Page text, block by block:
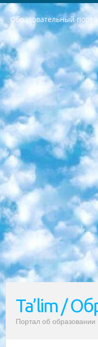
Образовательный
РЕСПУБЛИКА УЗБЕКИСТАН МИНИСТРЕРСТВО ДОШКОЛЬНОГО И ШКОЛЬНОГО ОБРАЗОВАНИЯ КОМАНДА в общеобразовательных учреждениях в 2023-2024 учебном году организация и проведение итоговой государственной аттестации обучающихся о Министра дошкольного и школьного образования Республики Узбекистан от 4 марта 2008 года (постановлением Минюста от 20 марта 2008 года № 1778 государственной регистрации) «Итоговое состояние учащихся общего среднего образования на основании положения об утверждении положения об аттестации общего среднего образования выпускной экзамен студентов в образовательных учреждениях в 2023-2024 учебном году В целях организации и прохождения аттестации приказываю: 1. Следующее: перечень предметов, по которым будет проводиться итоговая государственная аттестация и экзамен формы перевода согласно приложению 1; сертификаты международного образца, оценивающие уровень владения иностранными языками перечень согласно приложению 2; 2. Педагогический при специализированных образовательных учреждениях. научно-практический центр квалификации и международной оценки (Д.Давидова) 2024 г. До 25 марта: задания по предметам, по которым будет проводиться итоговая аттестация разработка и утверждение технических условий; итоговая аттестация на основании разработанного предметного задания разработка вопросов по предметам (устно и письменно), экзамен передача; общеобразовательные средние школы и специальные учебные заведения учащиеся выпускных классов школ и интернатов в агентской системе подготовка базы данных экзаменационных материалов и критериев оценки; перевод базы экзаменационных материалов на все языки обучения подать в Республиканский образовательный центр для изготовления; варианты экзаменов на основе разработанных контрольных материалов пусть будут поставлены задачи формирования. 3. Республиканский образовательный центр (Ш.Худайкулов) до 5 апреля 2024 года. до: база данных предоставленных экзаменационных материалов на все языки обучения перевод и экспертиза; для слепых, слабовидящих, глухих, слабослышащих и умственно отсталых детей учащиеся выпускных классов специализированных школ и школ-интернатов база данных экзаменационных материалов на всех преподаваемых языках подготовка критериев оценки; специализированные школы для умственно отсталых детей и технологии для учащихся выпускных классов школ-интернатов разработка соответствующих рекомендаций и критериев проведения ЕГЭ по естествознанию давать задания. 4. Педагогический при специализированных образовательных учреждениях. Научно-практический центр навыков и международной оценки (Д.Давидова), Республика образовательный центр (Худайкулов Ш.) итоговый государственный аттестационный экзамен ориентирован на творческое и логическое мышление при подготовке базы материалов учитывать введение заданий. 5. Следует отметить, что: сертификат государственного образца о знании общеобразовательного предмета и как минимум национальный уровень B1 по предметам на иностранных языках, указанным в Приложении 2. или международно признанный сертификат эквивалентного уровня студенты, изучающие определенный предмет, освобождаются от экзамена; по соответствующим предметам запланирована итоговая государственная аттестация за день до дня, путем жеребьевки Рабочей группой (в письменной форме по предметам, проводимым в форме) из числа сформированных вариантов выбрано 2 варианта; 2 выбранных варианта экзамена анонсированы на официальном сайте министерства и все выпускники по всей стране на основе этих вариантов проводит итоговую государственную аттестацию. 6. Государственное образование учащихся средних общеобразовательных учреждений. знания в соответствии с квалификационными требованиями, которые необходимо приобрести на основании стандартов итоговый (выпускной) контроль для 9 и 11 классов в целях тестирования Экзамены (далее – экзамены) состоят из предметов, перечисленных в приложении 1. будет сделано. 7. Экзамены пройдут с 26 мая по 15 июня 2024 г. (кроме науки физического воспитания). 8. Физическая для учащихся 9 классов общесредних образовательных учреждений. Экзамены по предмету «Образование, квалификация медицина» 1-6 мая 2024 года. сотрудники перевести под присмотр (с отклонениями в физическом или умственном развитии) специализированная школа для детей, школы-интернаты и со сколиозом школы-интернаты санаторного типа для больных детей исключены). 9. Он был слепым, слабовидящим и имел нарушения опорно-двигательного аппарата. экзамены в специализированных школах и интернатах для детей должны проводиться исходя из требований, предъявляемых к общеобразовательным учреждениям (физкультура кроме науки). 10. Специализированная школа для глухих и слабослышащих детей. и экзамены в интернатах и быть реализован в виде письменного теста по математике. 11. Специальность для умственно отсталых детей. Для 9 класса Родной язык и литературное письмо Государственный язык (язык обучения – узбекский). для неклассов) написано
Ta’lim /
Портал об образовании